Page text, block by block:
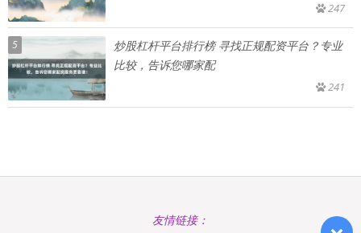
247
5
炒股杠杆平台排行榜 寻找正规配资平台？专业
比较，告诉您哪家配
241
友情链接：